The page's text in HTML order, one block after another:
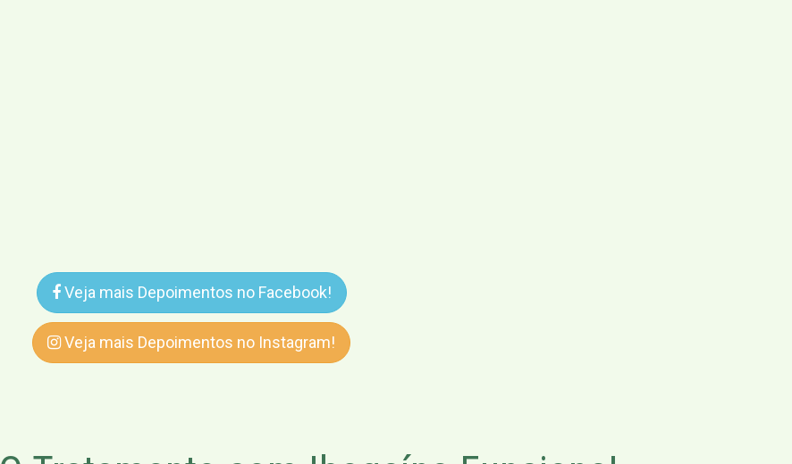
Veja mais Depoimentos no Facebook!
Veja mais Depoimentos no Instagram!